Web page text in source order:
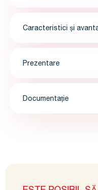
Caracteristici și
Prezentare
Documentație